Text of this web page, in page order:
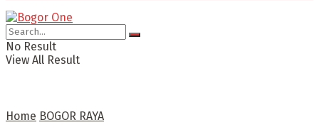
No Result
View All Result
Home BOGOR RAYA